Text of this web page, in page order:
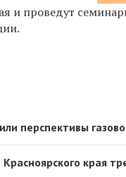
и проведут
перспективы
края